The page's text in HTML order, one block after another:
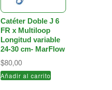
Catéter Doble J 6
FR x Multiloop
Longitud variable
24-30 cm- MarFlow
$80,00
Añadir al carrito